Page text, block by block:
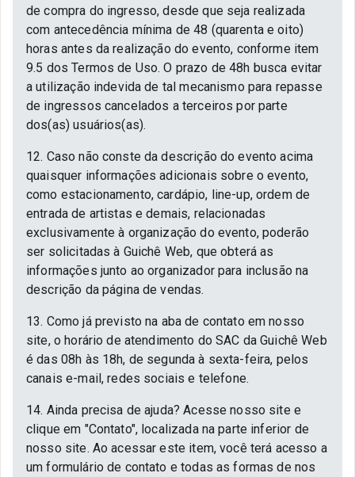
de compra do ingresso, desde que seja realizada
com antecedência mínima de 48 (quarenta e oito)
horas antes da realização do evento, conforme item
9.5 dos Termos de Uso. O prazo de 48h busca evitar
a utilização indevida de tal mecanismo para repasse
de ingressos cancelados a terceiros por parte
dos(as) usuários(as).
12. Caso não conste da descrição do evento acima
quaisquer informações adicionais sobre o evento,
como estacionamento, cardápio, line-up, ordem de
entrada de artistas e demais, relacionadas
exclusivamente à organização do evento, poderão
ser solicitadas à Guichê Web, que obterá as
informações junto ao organizador para inclusão na
descrição da página de vendas.
13. Como já previsto na aba de contato em nosso
site, o horário de atendimento do SAC da Guichê Web
é das 08h às 18h, de segunda à sexta-feira, pelos
canais e-mail, redes sociais e telefone.
14. Ainda precisa de ajuda? Acesse nosso site e
clique em "Contato", localizada na parte inferior de
nosso site. Ao acessar este item, você terá acesso a
um formulário de contato e todas as formas de nos